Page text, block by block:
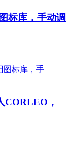
标库，手动调
CORLEO，